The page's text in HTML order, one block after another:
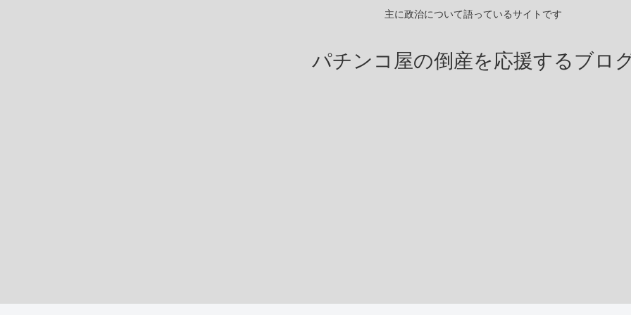
主に政治について語っているサイトです
パチンコ屋の倒産を応援するブロ